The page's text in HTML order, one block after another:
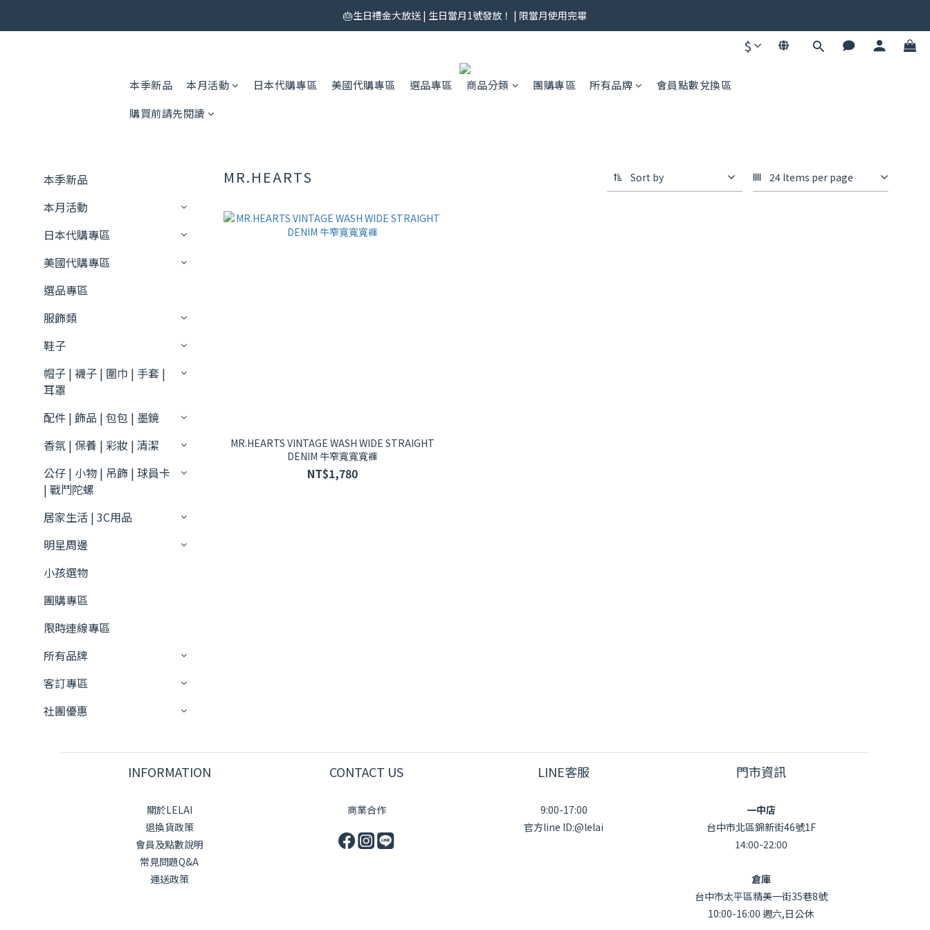
🎟️ 免運券來了！每月 25 號準時開搶｜$299／$999 各一張｜官網領券中心領，碼碼不同快去領！
🎂生日禮金大放送 | 生日當月1號發放！ | 限當月使用完畢
$
本季新品 本月活動 日本代購專區 美國代購專區 選品專區 商品分類 團購專區 所有品牌
會員點數兌換區
購買前請先閱讀
本季新品
本月活動
日本代購專區
美國代購專區
選品專區
服飾類
鞋子
帽子 | 襪子 | 圍巾 | 手套 |
耳罩
配件 | 飾品 | 包包 | 墨鏡
香氛 | 保養 | 彩妝 | 清潔
公仔 | 小物 | 吊飾 | 球員卡
| 戰鬥陀螺
居家生活 | 3C用品
明星周邊
小孩選物
團購專區
限時連線專區
所有品牌
客訂專區
社團優惠
MR.HEARTS Sort by 24 Items per page
MR.HEARTS VINTAGE WASH WIDE STRAIGHT
DENIM 牛窄寬寬寬褲
NT$1,780
INFORMATION
關於LELAI
退換貨政策
會員及點數說明
常見問題Q&A
運送政策
CONTACT US
商業合作
LINE客服
9:00-17:00
官方line ID:@lelai
門市資訊
一中店
台中市北區錦新街46號1F
14:00-22:00
倉庫
台中市太平區精美一街35巷8號
10:00-16:00 週六,日公休